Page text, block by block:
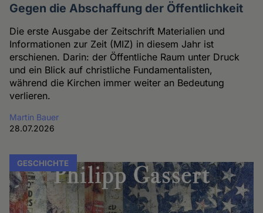
Gegen die Abschaffung der Öffentlichkeit
Die erste Ausgabe der Zeitschrift Materialien und
Informationen zur Zeit (MIZ) in diesem Jahr ist
erschienen. Darin: der Öffentliche Raum unter Druck
und ein Blick auf christliche Fundamentalisten,
während die Kirchen immer weiter an Bedeutung
verlieren.
Martin Bauer
28.07.2026
GESCHICHTE